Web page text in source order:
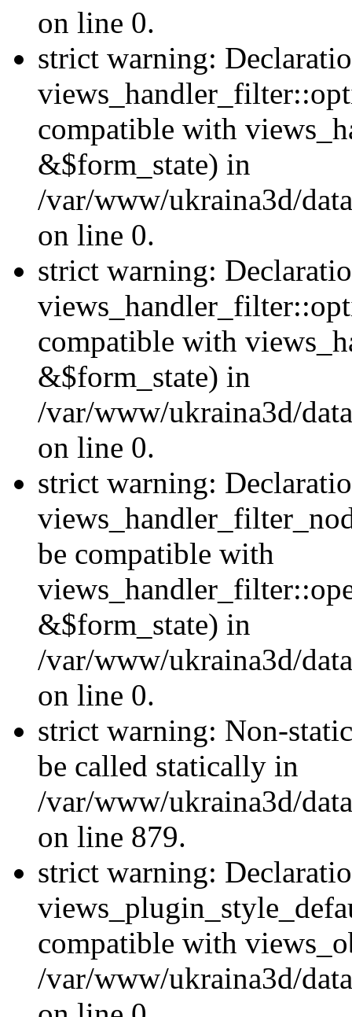
on line 0.
strict warning:
compatible with
&$form_state) in
/var/www/ukraina3d/
on line 0.
strict warning:
compatible with
&$form_state) in
/var/www/ukraina3d/
on line 0.
strict warning:
be compatible with
&$form_state) in
/var/www/ukraina3d/
on line 0.
strict warning: Non-
be called statically in
/var/www/ukraina3d/
on line 879.
strict warning:
compatible with
/var/www/ukraina3d/